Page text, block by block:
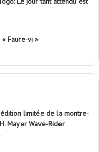
« Faure-vi »
limitée de la montre-
Mayer Wave-Rider